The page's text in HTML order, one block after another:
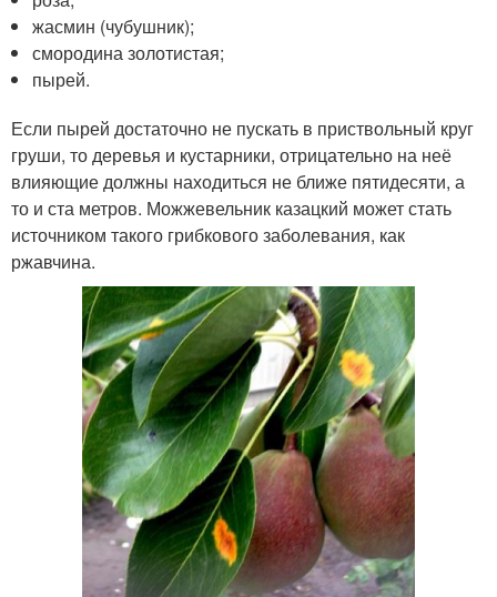
жасмин (чубушник);
смородина золотистая;
пырей.
Если пырей достаточно не пускать в приствольный круг
груши, то деревья и кустарники, отрицательно на неё
влияющие должны находиться не ближе пятидесяти, а
то и ста метров. Можжевельник казацкий может стать
источником такого грибкового заболевания, как
ржавчина.